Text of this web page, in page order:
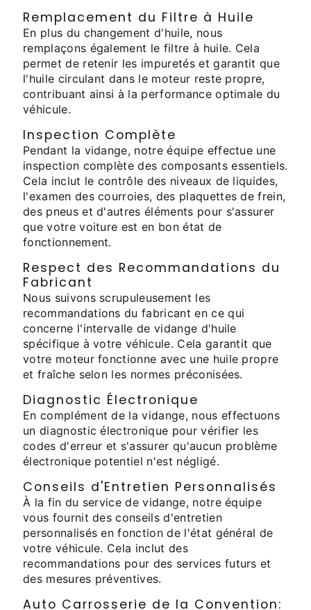
Remplacement du Filtre à Huile
En plus du changement d'huile, nous
remplaçons également le filtre à huile. Cela
permet de retenir les impuretés et garantit que
l'huile circulant dans le moteur reste propre,
contribuant ainsi à la performance optimale du
véhicule.
Inspection Complète
Pendant la vidange, notre équipe effectue une
inspection complète des composants essentiels.
Cela inclut le contrôle des niveaux de liquides,
l'examen des courroies, des plaquettes de frein,
des pneus et d'autres éléments pour s'assurer
que votre voiture est en bon état de
fonctionnement.
Respect des Recommandations du
Fabricant
Nous suivons scrupuleusement les
recommandations du fabricant en ce qui
concerne l'intervalle de vidange d'huile
spécifique à votre véhicule. Cela garantit que
votre moteur fonctionne avec une huile propre
et fraîche selon les normes préconisées.
Diagnostic Électronique
En complément de la vidange, nous effectuons
un diagnostic électronique pour vérifier les
codes d'erreur et s'assurer qu'aucun problème
électronique potentiel n'est négligé.
Conseils d'Entretien Personnalisés
À la fin du service de vidange, notre équipe
vous fournit des conseils d'entretien
personnalisés en fonction de l'état général de
votre véhicule. Cela inclut des
recommandations pour des services futurs et
des mesures préventives.
Auto Carrosserie de la Convention: